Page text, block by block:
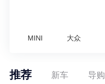
MINI 大众
推荐 新车 导购